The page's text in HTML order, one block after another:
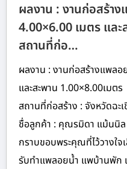
ผลงาน : งานก่อสร้า
4.00×6.00 เมตร แล
สถานที่ก่อ…
ผลงาน : งานก่อสร้างแพล
และสะพาน 1.00×8.00เมตร
สถานที่ก่อสร้าง : จังหวัดฉะเ
ชื่อลูกค้า : คุณรมิดา แม้นนิล
กราบขอบพระคุณที่ไว้วางใ
รับทำแพลอยน้ำ แพบ้านพัก